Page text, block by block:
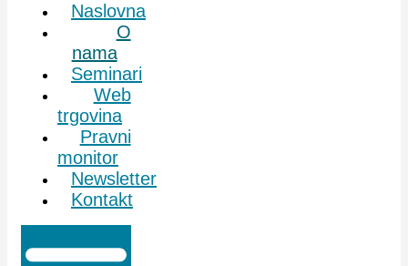
Naslovna
O
nama
Seminari
Web
trgovina
Pravni
monitor
Newsletter
Kontakt